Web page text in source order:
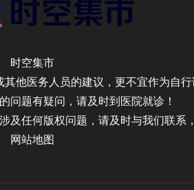
时空集市
他医务人员的建议，更不宜作为自
问题有疑问，请及时到医院就诊！
及任何版权问题，请及时与我们联系
网站地图